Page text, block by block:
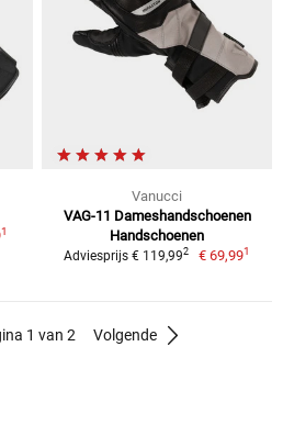
1
Vanucci
VAG-11 Dameshandschoenen
Handschoenen
Adviesprijs € 119,992 € 69,991
1 van 2 Volgende